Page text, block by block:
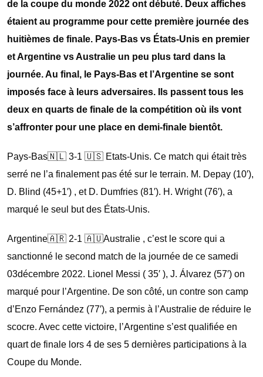
de la coupe du monde 2022 ont débuté. Deux affiches
étaient au programme pour cette première journée des
huitièmes de finale. Pays-Bas vs États-Unis en premier
et Argentine vs Australie un peu plus tard dans la
journée. Au final, le Pays-Bas et l’Argentine se sont
imposés face à leurs adversaires. Ils passent tous les
deux en quarts de finale de la compétition où ils vont
s’affronter pour une place en demi-finale bientôt.
Pays-Bas🇳🇱 3-1 🇺🇸 Etats-Unis. Ce match qui était très
serré ne l’a finalement pas été sur le terrain. M. Depay (10′),
D. Blind (45+1′) , et D. Dumfries (81′). H. Wright (76′), a
marqué le seul but des États-Unis.
Argentine🇦🇷 2-1 🇦🇺Australie , c’est le score qui a
sanctionné le second match de la journée de ce samedi
03décembre 2022. Lionel Messi ( 35′ ), J. Álvarez (57′) on
marqué pour l’Argentine. De son côté, un contre son camp
d’Enzo Fernández (77′), a permis à l’Australie de réduire le
scocre. Avec cette victoire, l’Argentine s’est qualifiée en
quart de finale lors 4 de ses 5 dernières participations à la
Coupe du Monde.